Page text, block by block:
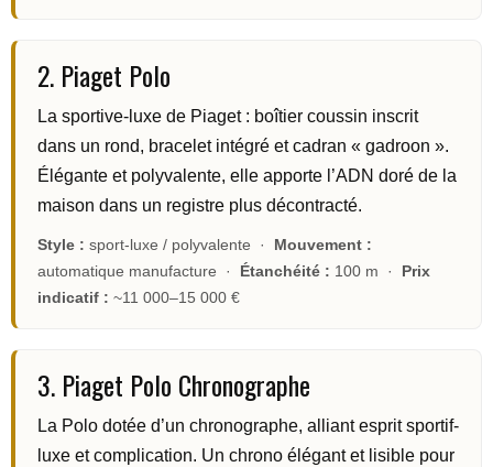
2. Piaget Polo
La sportive-luxe de Piaget : boîtier coussin inscrit
dans un rond, bracelet intégré et cadran « gadroon ».
Élégante et polyvalente, elle apporte l’ADN doré de la
maison dans un registre plus décontracté.
Style : sport-luxe / polyvalente · Mouvement :
automatique manufacture · Étanchéité : 100 m · Prix
indicatif : ~11 000–15 000 €
3. Piaget Polo Chronographe
La Polo dotée d’un chronographe, alliant esprit sportif-
luxe et complication. Un chrono élégant et lisible pour